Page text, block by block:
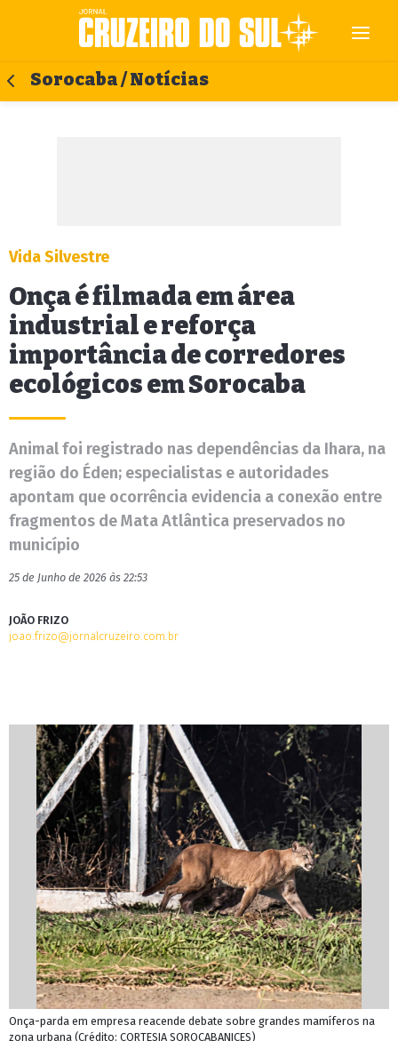
Sorocaba / Notícias
Vida Silvestre
Onça é filmada em área
industrial e reforça
importância de corredores
ecológicos em Sorocaba
Animal foi registrado nas dependências da Ihara, na
região do Éden; especialistas e autoridades
apontam que ocorrência evidencia a conexão entre
fragmentos de Mata Atlântica preservados no
município
25 de Junho de 2026 às 22:53
JOÃO FRIZO
joao.frizo@jornalcruzeiro.com.br
Onça-parda em empresa reacende debate sobre grandes mamíferos na
zona urbana (Crédito: CORTESIA SOROCABANICES)